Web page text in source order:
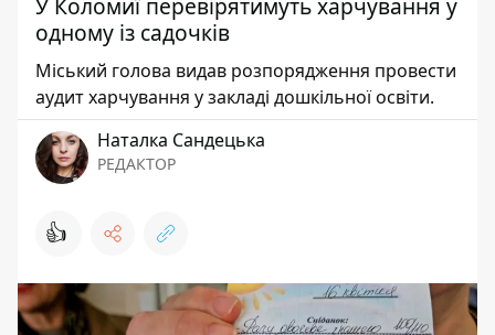
У Коломиї перевірятимуть харчування у
одному із садочків
Міський голова видав розпорядження провести
аудит харчування у закладі дошкільної освіти.
Наталка Сандецька
РЕДАКТОР
👍